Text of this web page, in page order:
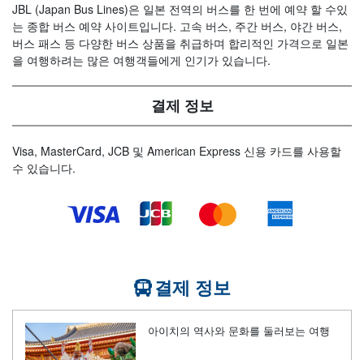
JBL (Japan Bus Lines)은 일본 전역의 버스를 한 번에 예약 할 수있
는 종합 버스 예약 사이트입니다. 고속 버스, 주간 버스, 야간 버스,
버스 패스 등 다양한 버스 상품을 취급하며 합리적인 가격으로 일본
을 여행하려는 많은 여행객들에게 인기가 있습니다.
결제 정보
Visa, MasterCard, JCB 및 American Express 신용 카드를 사용할
수 있습니다.
결제 정보
아이치의 역사와 문화를 둘러보는 여행